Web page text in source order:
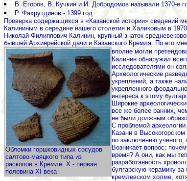
В. Егоров, В. Кучкин и И. Добродомов называли 1370-е
Р. Фахрутдинов - 1399 год.
Проверка содержащихся в «Казанской истории» сведений
Калининым в середине нашего столетия и Халиковым в
Николай Филиппович Калинин, крупный знаток
бывшей Архиерейской дачи и Казанского Кремля. По его
вполне могли
Обломки горшковидных сосудов
салтово-маяцкого типа из
раскопов в Кремле. Х - первая
половина XI века
Калинин обнаружил
исследователями он
Археологические
укреплений, а также
укрепленного
интереса к этому
Широкие
все же более ранних,
не были должным
С проблемой
Казани в
по заключению ученого,
Возникает вопрос:
время? А они, как мы
разработанность
булгарскую керамику
кремлевском холме,